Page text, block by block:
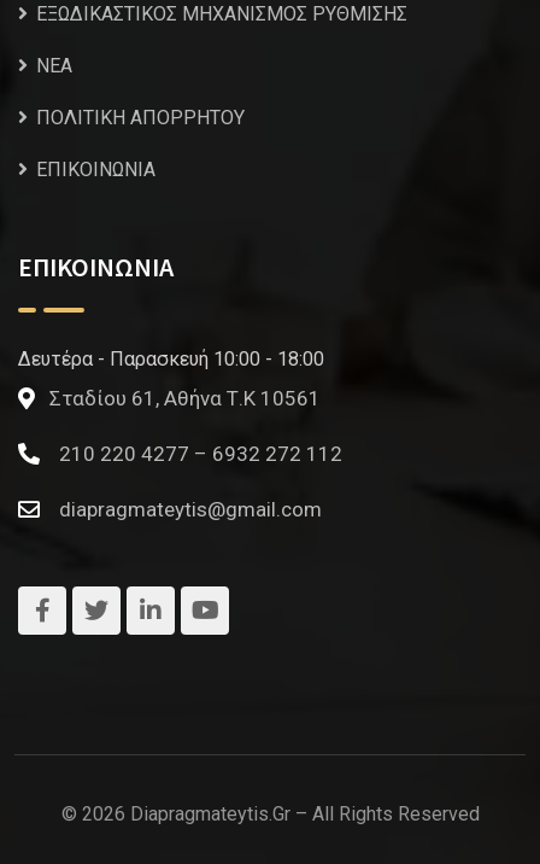
ΕΞΩΔΙΚΑΣΤΙΚΟΣ ΜΗΧΑΝΙΣΜΟΣ ΡΥΘΜΙΣΗΣ
NEA
ΠΟΛΙΤΙΚΗ ΑΠΟΡΡΗΤΟΥ
ΕΠΙΚΟΙΝΩΝΙΑ
ΕΠΙΚΟΙΝΩΝΙΑ
Δευτέρα - Παρασκευή 10:00 - 18:00
Σταδίου 61, Αθήνα Τ.Κ 10561
210 220 4277 – 6932 272 112
diapragmateytis@gmail.com
© 2026 Diapragmateytis.gr – All Rights Reserved